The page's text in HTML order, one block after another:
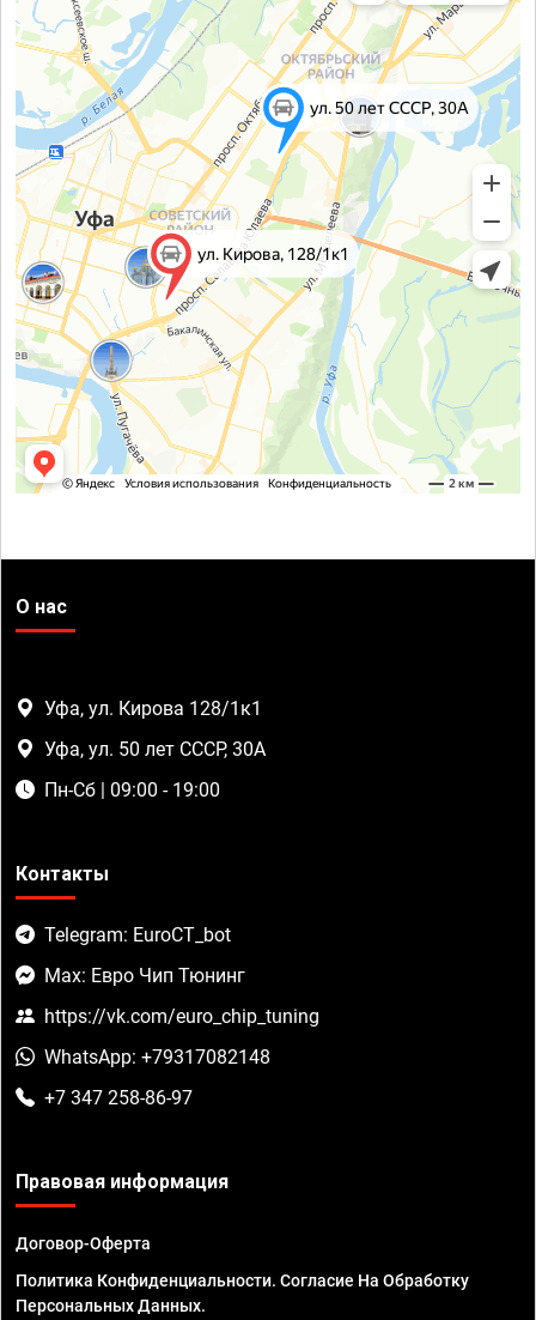
О нас
Уфа, ул. Кирова 128/1к1
Уфа, ул. 50 лет СССР, 30А
Пн-Сб | 09:00 - 19:00
Контакты
Telegram: EuroCT_bot
Max: Евро Чип Тюнинг
https://vk.com/euro_chip_tuning
WhatsApp: +79317082148
+7 347 258-86-97
Правовая информация
Договор-Оферта
Политика Конфиденциальности. Согласие На Обработку
Персональных Данных.